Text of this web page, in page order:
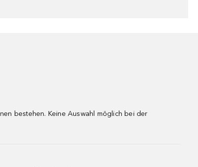
bestehen. Keine Auswahl möglich bei der